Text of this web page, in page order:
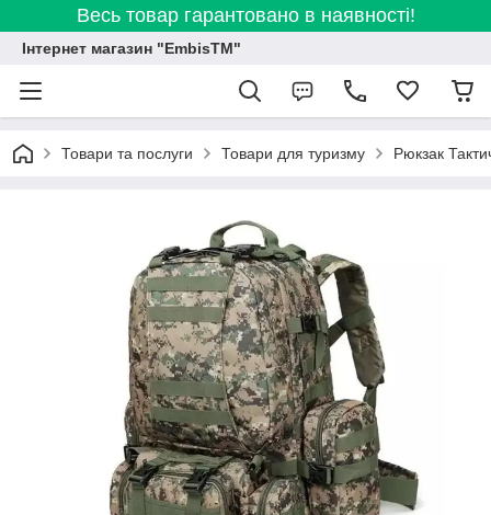
Весь товар гарантовано в наявності!
Інтернет магазин "EmbisTM"
Товари та послуги Товари для туризму Рюкзак